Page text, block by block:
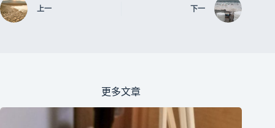
上一 下一
更多文章